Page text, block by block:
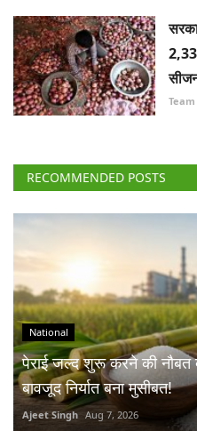
RECOMMENDED POSTS
National
पेराई जल्द शुरू करने की
बावजूद निर्यात बना मुसीबत!
Ajeet Singh Aug 7, 2026